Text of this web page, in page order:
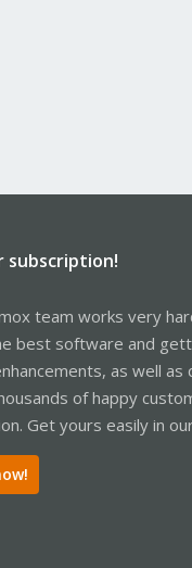
subscription!
team works very
best software and
as well
of happy
Get yours easily in